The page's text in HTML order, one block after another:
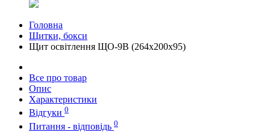
Головна
Щитки, бокси
Щит оcвiтлення ЩО-9В (264х200х95)
Все про товар
Опис
Характеристики
Відгуки 0
Питання - відповідь 0